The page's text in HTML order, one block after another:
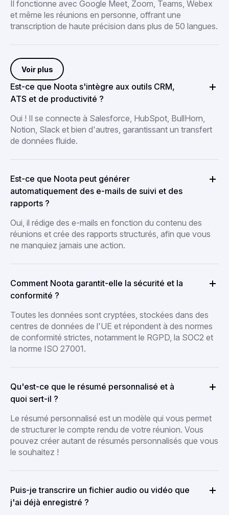
Il fonctionne avec Google Meet, Zoom, Teams, Webex
et même les réunions en personne, offrant une
transcription de haute précision dans plus de 50 langues.
Voir plus
Est-ce que Noota s'intègre aux outils CRM,
ATS et de productivité ?
Oui ! Il se connecte à Salesforce, HubSpot, BullHorn,
Notion, Slack et bien d'autres, garantissant un transfert
de données fluide.
Est-ce que Noota peut générer
automatiquement des e-mails de suivi et des
rapports ?
Oui, il rédige des e-mails en fonction du contenu des
réunions et crée des rapports structurés, afin que vous
ne manquiez jamais une action.
Comment Noota garantit-elle la sécurité et la
conformité ?
Toutes les données sont cryptées, stockées dans des
centres de données de l'UE et répondent à des normes
de conformité strictes, notamment le RGPD, la SOC2 et
la norme ISO 27001.
Qu'est-ce que le résumé personnalisé et à
quoi sert-il ?
Le résumé personnalisé est un modèle qui vous permet
de structurer le compte rendu de votre réunion. Vous
pouvez créer autant de résumés personnalisés que vous
le souhaitez !
Puis-je transcrire un fichier audio ou vidéo que
j'ai déjà enregistré ?